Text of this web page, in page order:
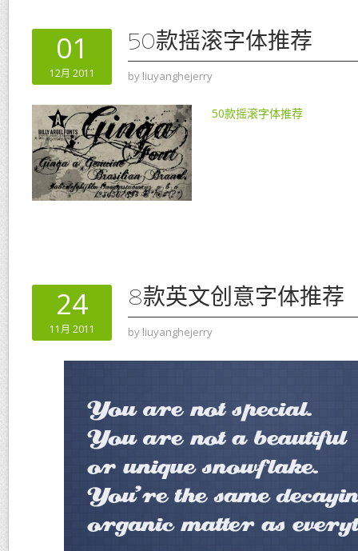
01
12月 2011
50款摇滚字体推荐
by liuyanghejerry
50款摇滚字体推荐
24
11月 2011
8款英文创意字体推荐
by liuyanghejerry